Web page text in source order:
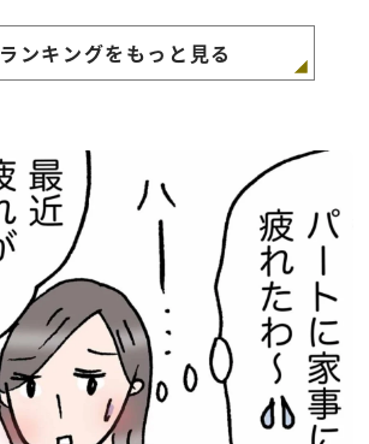
ランキングをもっと見る